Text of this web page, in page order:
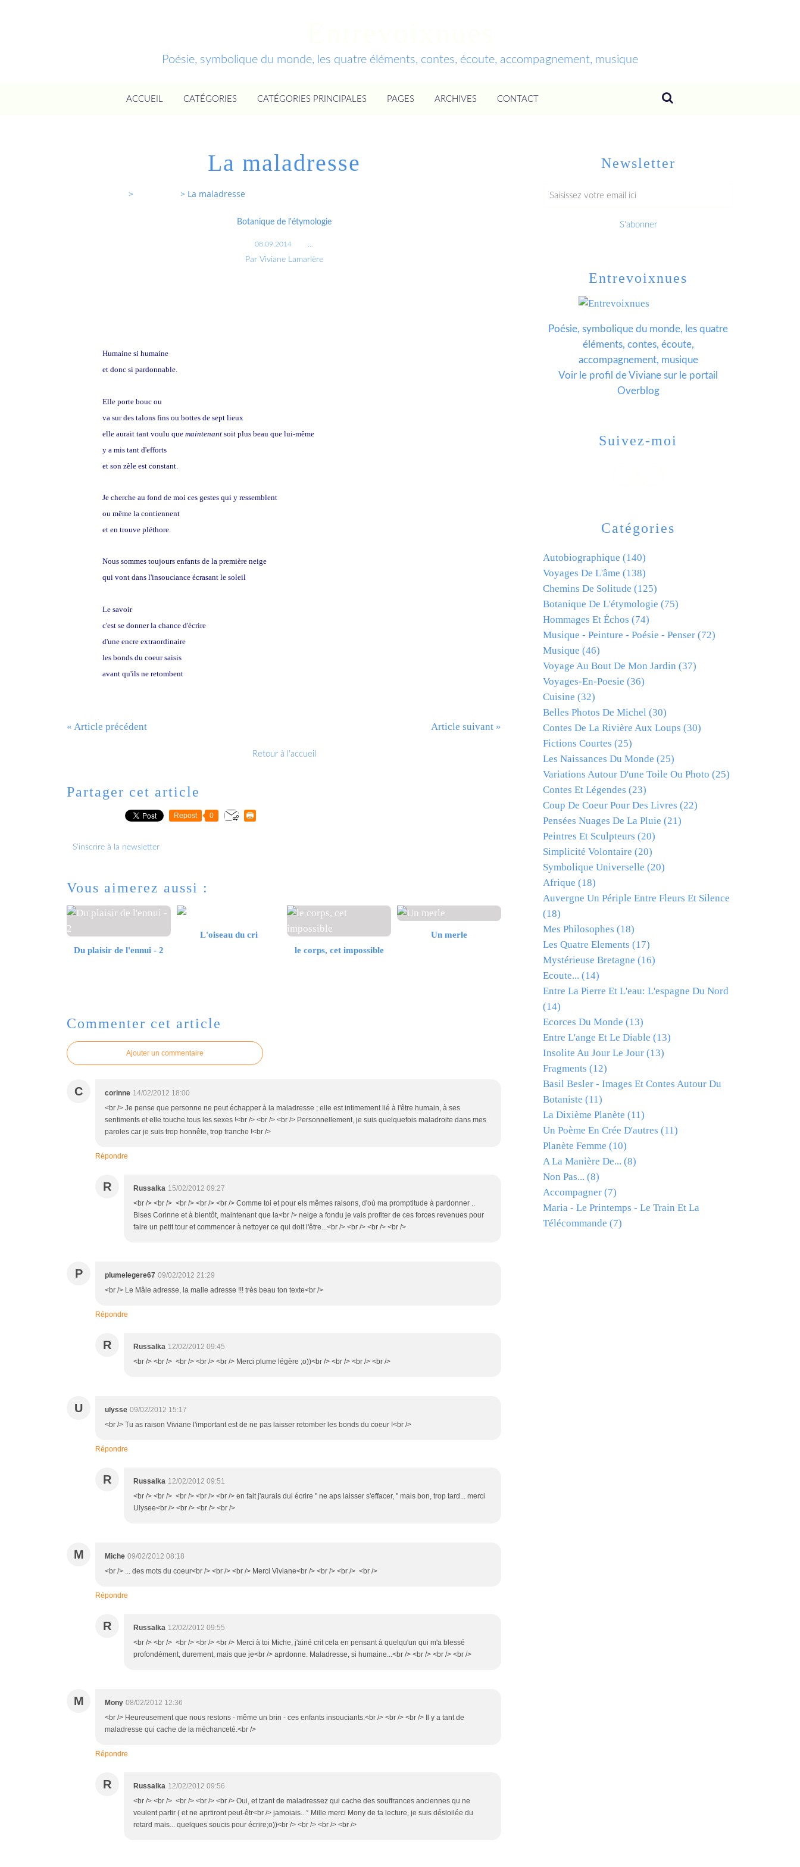
Poésie, symbolique du monde, les quatre éléments, contes, écoute, accompagnement, musique
ACCUEIL CATÉGORIES CATÉGORIES PRINCIPALES PAGES ARCHIVES CONTACT
La maladresse
> > La maladresse
Botanique de l'étymologie
08.09.2014
Par Viviane Lamarlère
Humaine si humaine
et donc si pardonnable.
Elle porte bouc ou
va sur des talons fins ou bottes de sept lieux
elle aurait tant voulu que maintenant soit plus beau que lui-même
y a mis tant d'efforts
et son zèle est constant.
Je cherche au fond de moi ces gestes qui y ressemblent
ou même la contiennent
et en trouve pléthore.
Nous sommes toujours enfants de la première neige
qui vont dans l'insouciance écrasant le soleil
Le savoir
c'est se donner la chance d'écrire
d'une encre extraordinaire
les bonds du coeur saisis
avant qu'ils ne retombent
« Article précédent Article suivant »
Retour à l'accueil
Partager cet article
Repost 0
S'inscrire à la newsletter
Vous aimerez aussi :
Du plaisir de l'ennui - 2
L'oiseau du cri
le corps, cet impossible
Un merle
Commenter cet article
Ajouter un commentaire
C corinne 14/02/2012 18:00
<br /> Je pense que personne ne peut échapper à la maladresse ; elle est intimement lié à l'être humain, à ses
sentiments et elle touche tous les sexes !<br /> <br /> <br /> Personnellement, je suis quelquefois maladroite dans mes
paroles car je suis trop honnête, trop franche !<br />
Répondre
R Russalka 15/02/2012 09:27
<br /> <br /> <br /> <br /> <br /> Comme toi et pour els mêmes raisons, d'où ma promptitude à pardonner ..
Bises Corinne et à bientôt, maintenant que la<br /> neige a fondu je vais profiter de ces forces revenues pour
faire un petit tour et commencer à nettoyer ce qui doit l'être...<br /> <br /> <br /> <br />
P plumelegere67 09/02/2012 21:29
<br /> Le Mâle adresse, la malle adresse !!! très beau ton texte<br />
Répondre
R Russalka 12/02/2012 09:45
<br /> <br /> <br /> <br /> <br /> Merci plume légère ;o))<br /> <br /> <br /> <br />
U ulysse 09/02/2012 15:17
<br /> Tu as raison Viviane l'important est de ne pas laisser retomber les bonds du coeur !<br />
Répondre
R Russalka 12/02/2012 09:51
<br /> <br /> <br /> <br /> <br /> en fait j'aurais dui écrire " ne aps laisser s'effacer, " mais bon, trop tard... merci
Ulysee<br /> <br /> <br /> <br />
M Miche 09/02/2012 08:18
<br /> ... des mots du coeur<br /> <br /> <br /> Merci Viviane<br /> <br /> <br /> <br />
Répondre
R Russalka 12/02/2012 09:55
<br /> <br /> <br /> <br /> <br /> Merci à toi Miche, j'ainé crit cela en pensant à quelqu'un qui m'a blessé
profondément, durement, mais que je<br /> aprdonne. Maladresse, si humaine...<br /> <br /> <br /> <br />
M Mony 08/02/2012 12:36
<br /> Heureusement que nous restons - même un brin - ces enfants insouciants.<br /> <br /> <br /> Il y a tant de
maladresse qui cache de la méchanceté.<br />
Répondre
R Russalka 12/02/2012 09:56
<br /> <br /> <br /> <br /> <br /> Oui, et tzant de maladressez qui cache des souffrances anciennes qu ne
veulent partir ( et ne aprtiront peut-êtr<br /> jamoiais...° Mille merci Mony de ta lecture, je suis désloilée du
retard mais... quelques soucis pour écrire;o))<br /> <br /> <br /> <br />
Newsletter
Catégories
Autobiographique (140)
Voyages De L'âme (138)
Chemins De Solitude (125)
Botanique De L'étymologie (75)
Hommages Et Échos (74)
Musique - Peinture - Poésie - Penser (72)
Musique (46)
Voyage Au Bout De Mon Jardin (37)
Voyages-En-Poesie (36)
Cuisine (32)
Belles Photos De Michel (30)
Contes De La Rivière Aux Loups (30)
Fictions Courtes (25)
Les Naissances Du Monde (25)
Variations Autour D'une Toile Ou Photo (25)
Contes Et Légendes (23)
Coup De Coeur Pour Des Livres (22)
Pensées Nuages De La Pluie (21)
Peintres Et Sculpteurs (20)
Simplicité Volontaire (20)
Symbolique Universelle (20)
Afrique (18)
Auvergne Un Périple Entre Fleurs Et Silence
(18)
Mes Philosophes (18)
Les Quatre Elements (17)
Mystérieuse Bretagne (16)
Ecoute... (14)
Entre La Pierre Et L'eau: L'espagne Du Nord
(14)
Ecorces Du Monde (13)
Entre L'ange Et Le Diable (13)
Insolite Au Jour Le Jour (13)
Fragments (12)
Basil Besler - Images Et Contes Autour Du
Botaniste (11)
La Dixième Planète (11)
Un Poème En Crée D'autres (11)
Planète Femme (10)
A La Manière De... (8)
Non Pas... (8)
Accompagner (7)
Maria - Le Printemps - Le Train Et La
Télécommande (7)
Entrevoixnues
Poésie, symbolique du monde, les quatre
éléments, contes, écoute,
accompagnement, musique
Voir le profil deViviane sur le portail
Overblog
Suivez-moi